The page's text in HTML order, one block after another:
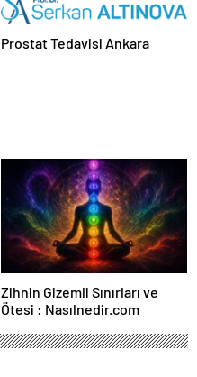
Prostat Tedavisi Ankara
Zihnin Gizemli Sınırları ve
Ötesi : Nasılnedir.com